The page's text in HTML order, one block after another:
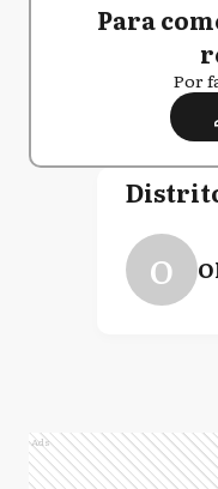
Para
Por
O
Ads